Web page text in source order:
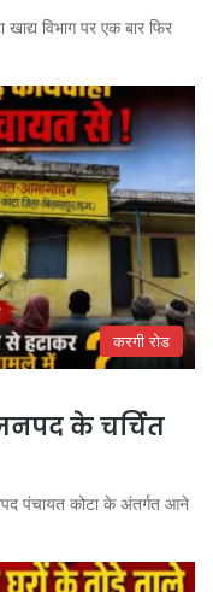
विभाग पर एक बार फिर
करगी रोड
के चर्चित
पंचायत कोटा के अंतर्गत आने